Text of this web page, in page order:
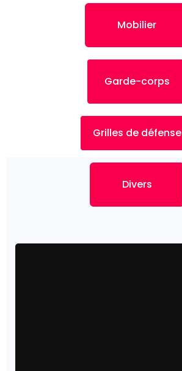
Mobilier
Garde-corps
Grilles de défense
Divers